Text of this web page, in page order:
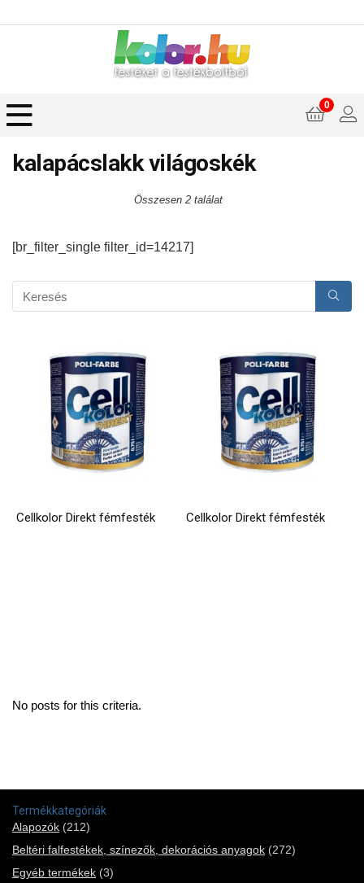
0
kalapácslakk világoskék
Összesen 2 találat
[br_filter_single filter_id=14217]
Cellkolor Direkt fémfesték Cellkolor Direkt fémfesték
No posts for this criteria.
Termékkategóriák
Alapozók (212)
Beltéri falfestékek, színezők, dekorációs anyagok (272)
Egyéb termékek (3)